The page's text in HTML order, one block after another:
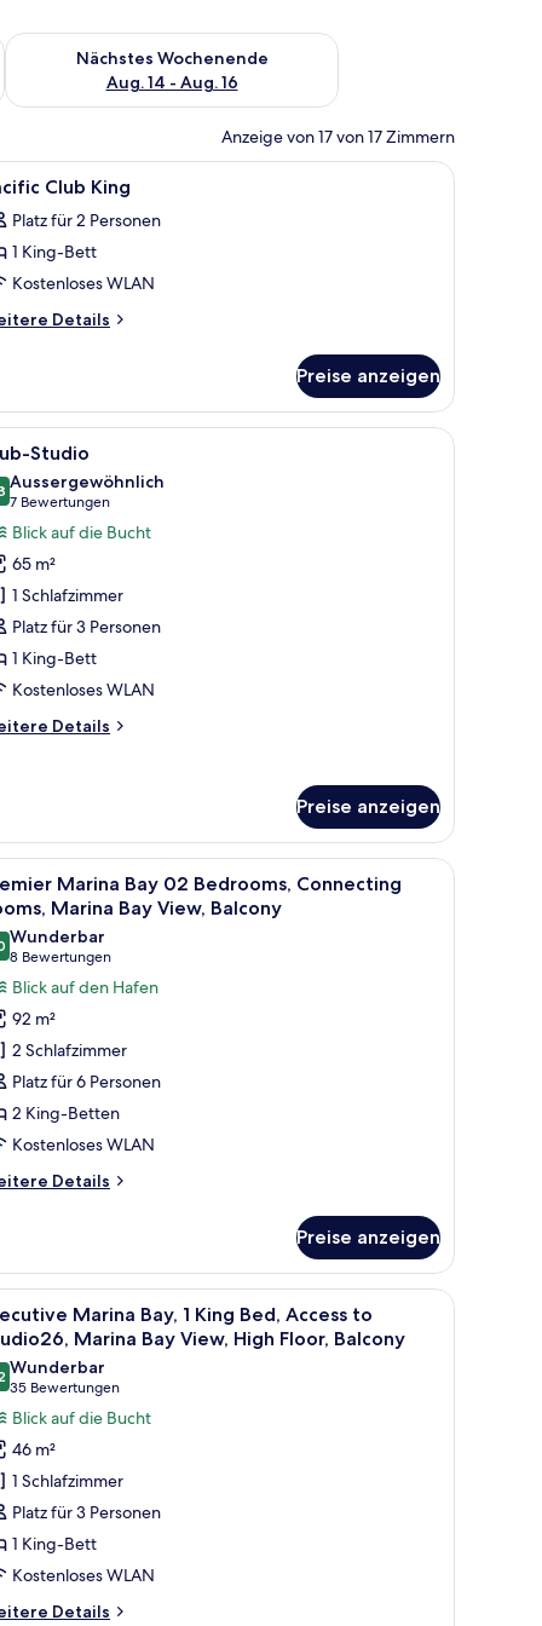
Aug. 7 - Aug. 9.
Nächstes Wochenende
Aug. 14 - Aug. 16
Überprüfe die Verfügbarkeit für nächstes Wochenende, Aug.
Anzeige von 17 von 17 Zimmern
Schreibtisch Hochwertige Bettwaren, Minibar,
16 Club King
Platz für 2 Personen
1 King-Bett
Kostenloses WLAN
Details
Preise anzeigen
Bett, einer Couch, einem Schreibtisch mit Lampe und Blick auf die
Ein modernes Hotelzimmer mit Blick auf
7 Studio
von 10
Aussergewöhnlich
7 Bewertungen
(7
Bewertungen)
Blick auf die Bucht
65 m²
1 Schlafzimmer
Platz für 3 Personen
1 King-Bett
Kostenloses WLAN
Details
Preise anzeigen
Schreibtisch Ein modernes Hotelzimmer mit einem
5
Marina Bay 02 Bedrooms, Connecting
Marina Bay View, Balcony
von 10
Wunderbar
8 Bewertungen
(8
Bewertungen)
Blick auf den Hafen
92 m²
2 Schlafzimmer
Platz für 6 Personen
2 King-Betten
Kostenloses WLAN
Details
Preise anzeigen
Badewanne, zwei Waschbecken und einem Waschtisch. Im
Ein modernes Hotelzimmer mit einem
6
Marina Bay, 1 King Bed, Access to
Marina Bay View, High Floor, Balcony
von 10
Wunderbar
35 Bewertungen
(35
Bewertungen)
Blick auf die Bucht
46 m²
1 Schlafzimmer
Platz für 3 Personen
1 King-Bett
Kostenloses WLAN
Details